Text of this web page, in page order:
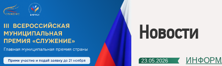
Новости
23.05.2026